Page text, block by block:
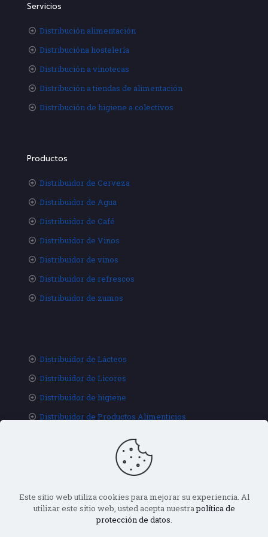
Servicios
Distribución alimentación
Distribucióna hostelería
Distribución a vinotecas
Distribución a tiendas de alimentación
Distribución de higiene a colectivos
Productos
Distribuidor de Cerveza
Distribuidor de Agua
Distribuidor de Café
Distribuidor de Vinos
Distribuidor de vinos
Distribuidor de refrescos
Distribuidor de zumos
Distribuidor de Lácteos
Distribuidor de Licores
Distribuidor de higiene
Distribuidor de Productos Alimenticios
© 2020 Distribuciones Hijos de Rivera. All Rights
Este sitio web utiliza cookies para mejorar su experiencia. Al
utilizar este sitio web, usted acepta nuestrapolítica de
protección de datos.